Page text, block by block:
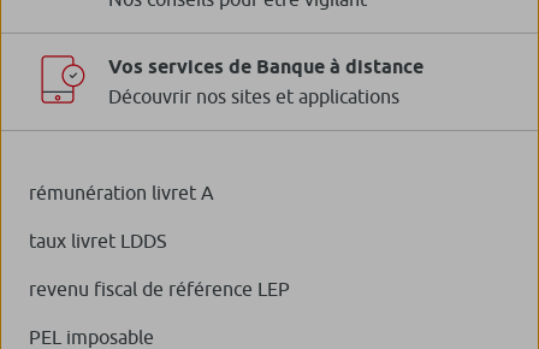
Vos services de Banque à distance
Découvrir nos sites et applications
rémunération livret A
taux livret LDDS
revenu fiscal de référence LEP
PEL imposable